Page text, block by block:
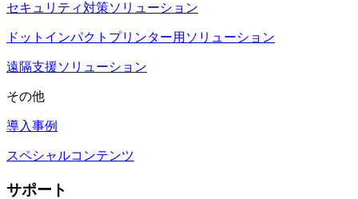
セキュリティ対策ソリューション
ドットインパクトプリンター用ソリューション
遠隔支援ソリューション
その他
導入事例
スペシャルコンテンツ
サポート